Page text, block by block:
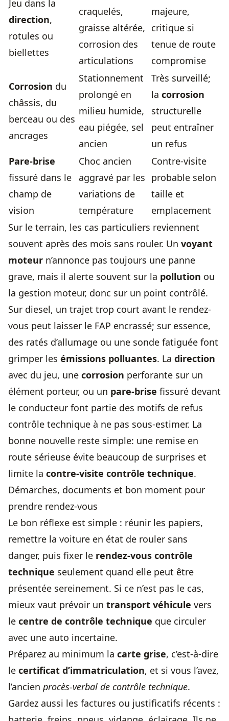
Jeu dans la
direction,
rotules ou
biellettes
craquelés,
graisse altérée,
corrosion des
articulations
majeure,
critique si
tenue de route
compromise
Corrosion du
châssis, du
berceau ou des
ancrages
Stationnement
prolongé en
milieu humide,
eau piégée, sel
ancien
Très surveillé;
la corrosion
structurelle
peut entraîner
un refus
Pare-brise
fissuré dans le
champ de
vision
Choc ancien
aggravé par les
variations de
température
Contre-visite
probable selon
taille et
emplacement
Sur le terrain, les cas particuliers reviennent
souvent après des mois sans rouler. Un voyant
moteur n’annonce pas toujours une panne
grave, mais il alerte souvent sur la pollution ou
la gestion moteur, donc sur un point contrôlé.
Sur diesel, un trajet trop court avant le rendez-
vous peut laisser le FAP encrassé; sur essence,
des ratés d’allumage ou une sonde fatiguée font
grimper les émissions polluantes. La direction
avec du jeu, une corrosion perforante sur un
élément porteur, ou un pare-brise fissuré devant
le conducteur font partie des motifs de refus
contrôle technique à ne pas sous-estimer. La
bonne nouvelle reste simple: une remise en
route sérieuse évite beaucoup de surprises et
limite la contre-visite contrôle technique.
Démarches, documents et bon moment pour
prendre rendez-vous
Le bon réflexe est simple : réunir les papiers,
remettre la voiture en état de rouler sans
danger, puis fixer le rendez-vous contrôle
technique seulement quand elle peut être
présentée sereinement. Si ce n’est pas le cas,
mieux vaut prévoir un transport véhicule vers
le centre de contrôle technique que circuler
avec une auto incertaine.
Préparez au minimum la carte grise, c’est-à-dire
le certificat d’immatriculation, et si vous l’avez,
l’ancien procès-verbal de contrôle technique.
Gardez aussi les factures ou justificatifs récents :